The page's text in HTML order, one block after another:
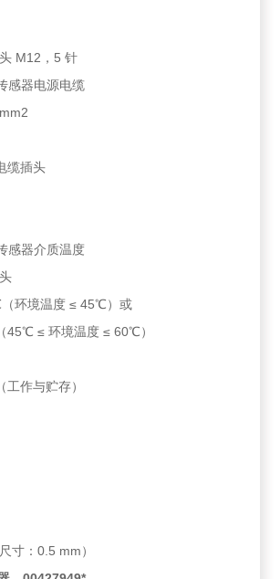
M12，5 针
感器电源电缆
缆插头
感器介质温度
环境温度 ≤ 45℃）或
≤ 环境温度 ≤ 60℃）
作与贮存）
寸：0.5 mm）